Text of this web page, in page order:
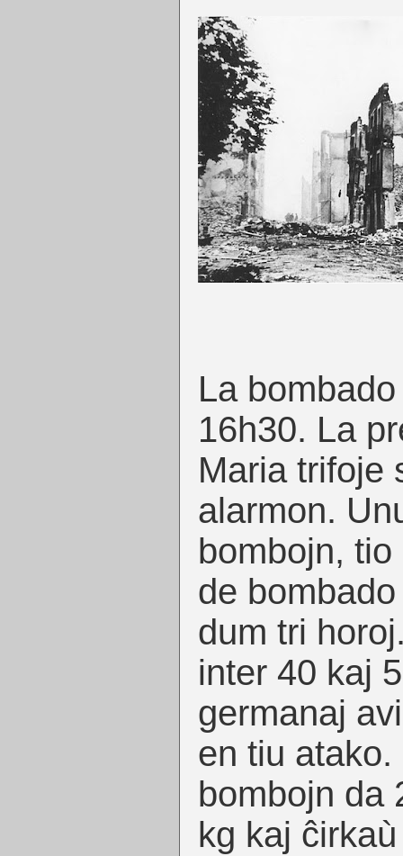
La
16h30. La
Maria trifoje
alarmon.
bombojn,
de
dum tri
inter 40 kaj
germanaj
en tiu
bombojn da
kg kaj